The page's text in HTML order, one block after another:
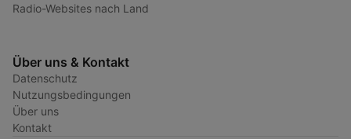
Radio-Websites nach Land
Über uns & Kontakt
Datenschutz
Nutzungsbedingungen
Über uns
Kontakt